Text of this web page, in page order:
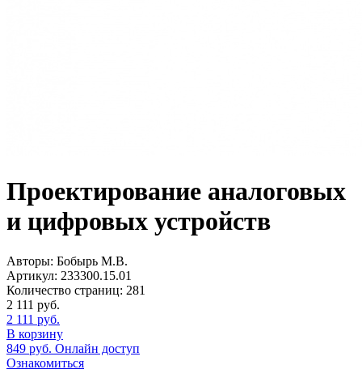
Проектирование аналоговых
и цифровых устройств
Авторы: Бобырь М.В.
Артикул: 233300.15.01
Количество страниц: 281
2 111 руб.
2 111 руб.
В корзину
849 руб. Онлайн доступ
Ознакомиться